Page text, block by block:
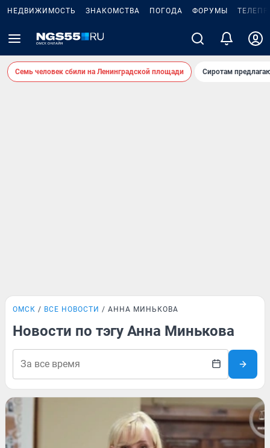
НЕДВИЖИМОСТЬ ЗНАКОМСТВА ПОГОДА ФОРУМЫ
Семь человек сбили на Ленинградской площади Сиротам
ОМСК ВСЕ НОВОСТИ АННА МИНЬКОВА
Новости по тэгу Анна Минькова